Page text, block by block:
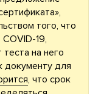
того, что
19,
на него
документу для
, что срок